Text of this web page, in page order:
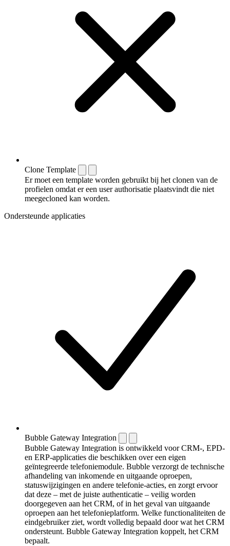
Clone Template
Er moet een template worden gebruikt bij het clonen van de
profielen omdat er een user authorisatie plaatsvindt die niet
meegecloned kan worden.
Ondersteunde applicaties
Bubble Gateway Integration
Bubble Gateway Integration is ontwikkeld voor CRM-, EPD-
en ERP-applicaties die beschikken over een eigen
geïntegreerde telefoniemodule. Bubble verzorgt de technische
afhandeling van inkomende en uitgaande oproepen,
statuswijzigingen en andere telefonie-acties, en zorgt ervoor
dat deze – met de juiste authenticatie – veilig worden
doorgegeven aan het CRM, of in het geval van uitgaande
oproepen aan het telefonieplatform. Welke functionaliteiten de
eindgebruiker ziet, wordt volledig bepaald door wat het CRM
ondersteunt. Bubble Gateway Integration koppelt, het CRM
bepaalt.